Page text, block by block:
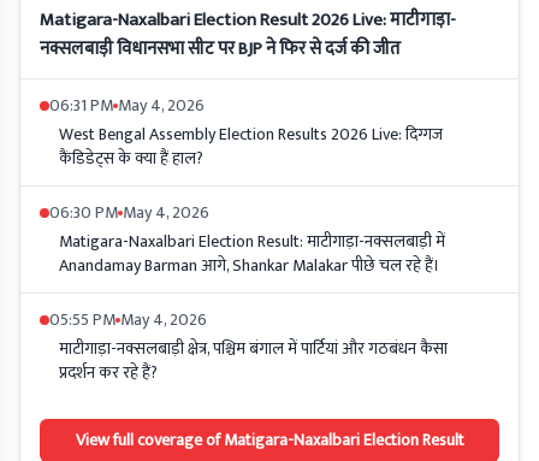
Matigara-Naxalbari Election Result 2026 Live: माटीगाड़ा-
नक्सलबाड़ी विधानसभा सीट पर BJP ने फिर से दर्ज की जीत
06:31 PM May 4, 2026
West Bengal Assembly Election Results 2026 Live: दिग्गज
कैंडिडेट्स के क्या हैं हाल?
06:30 PM May 4, 2026
Matigara-Naxalbari Election Result: माटीगाड़ा-नक्सलबाड़ी में
Anandamay Barman आगे, Shankar Malakar पीछे चल रहे हैं।
05:55 PM May 4, 2026
माटीगाड़ा-नक्सलबाड़ी क्षेत्र, पश्चिम बंगाल में पार्टियां और गठबंधन कैसा
प्रदर्शन कर रहे हैं?
View full coverage of Matigara-Naxalbari Election Result